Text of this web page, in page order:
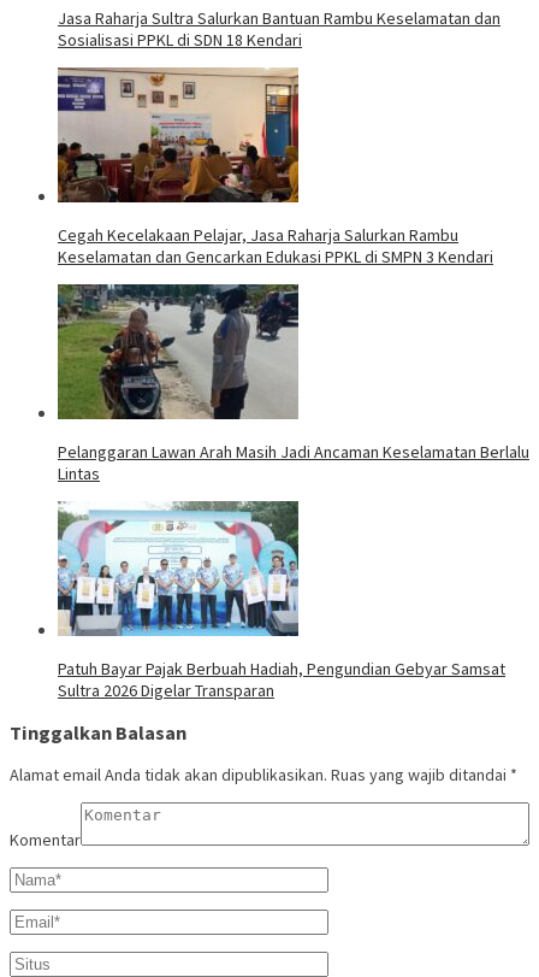
Jasa Raharja Sultra Salurkan Bantuan Rambu Keselamatan dan
Sosialisasi PPKL di SDN 18 Kendari
Cegah Kecelakaan Pelajar, Jasa Raharja Salurkan Rambu
Keselamatan dan Gencarkan Edukasi PPKL di SMPN 3 Kendari
Pelanggaran Lawan Arah Masih Jadi Ancaman Keselamatan Berlalu
Lintas
Patuh Bayar Pajak Berbuah Hadiah, Pengundian Gebyar Samsat
Sultra 2026 Digelar Transparan
Tinggalkan Balasan
Alamat email Anda tidak akan dipublikasikan. Ruas yang wajib ditandai *
Komentar